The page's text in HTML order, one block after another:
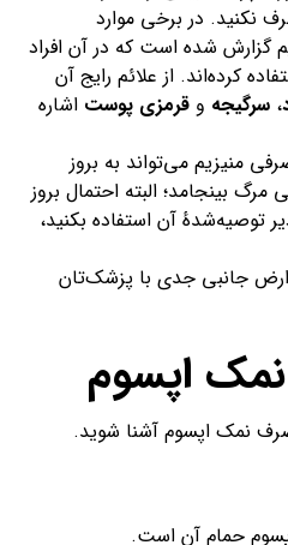
نکنید. در برخی موارد
گزارش شده است که در آن افراد
کرده‌اند. از علائم رایج آن
،سرگیجه وقرمزی پوست اشاره
منیزیم می‌تواند به بروز
بینجامد؛ البته احتمال بروز
توصیه‌شدهٔ آن استفاده بکنید،
جانبی جدی با پزشک‌تان
اپسوم
نمک اپسوم آشنا شوید.
حمام آن است.